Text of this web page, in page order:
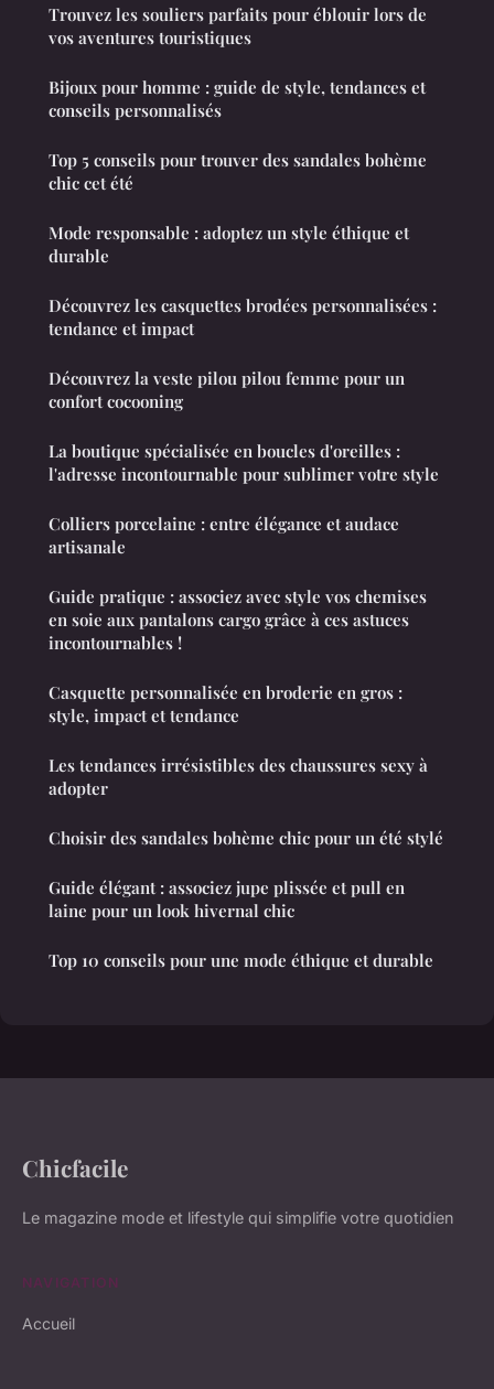
Trouvez les souliers parfaits pour éblouir lors de
vos aventures touristiques
Bijoux pour homme : guide de style, tendances et
conseils personnalisés
Top 5 conseils pour trouver des sandales bohème
chic cet été
Mode responsable : adoptez un style éthique et
durable
Découvrez les casquettes brodées personnalisées :
tendance et impact
Découvrez la veste pilou pilou femme pour un
confort cocooning
La boutique spécialisée en boucles d'oreilles :
l'adresse incontournable pour sublimer votre style
Colliers porcelaine : entre élégance et audace
artisanale
Guide pratique : associez avec style vos chemises
en soie aux pantalons cargo grâce à ces astuces
incontournables !
Casquette personnalisée en broderie en gros :
style, impact et tendance
Les tendances irrésistibles des chaussures sexy à
adopter
Choisir des sandales bohème chic pour un été stylé
Guide élégant : associez jupe plissée et pull en
laine pour un look hivernal chic
Top 10 conseils pour une mode éthique et durable
Chicfacile
Le magazine mode et lifestyle qui simplifie votre quotidien
NAVIGATION
Accueil